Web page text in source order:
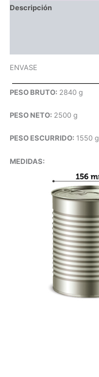
Descripción
ENVASE
PESO BRUTO: 2840 g
PESO NETO: 2500 g
PESO ESCURRIDO: 1550 g
MEDIDAS: